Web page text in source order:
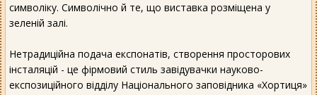
символіку. Символічно й те, що виставка розміщена у
зеленій залі.
Нетрадиційна подача експонатів, створення просторових
інсталяцій - це фірмовий стиль завідувачки науково-
експозиційного відділу Національного заповідника «Хортиця»